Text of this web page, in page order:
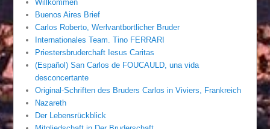
Willkommen
Buenos Aires Brief
Carlos Roberto, Werlvantbortlicher Bruder
Internationales Team. Tino FERRARI
Priestersbruderchaft Iesus Caritas
(Español) San Carlos de FOUCAULD, una vida
desconcertante
Original-Schriften des Bruders Carlos in Viviers, Frankreich
Nazareth
Der Lebensrückblick